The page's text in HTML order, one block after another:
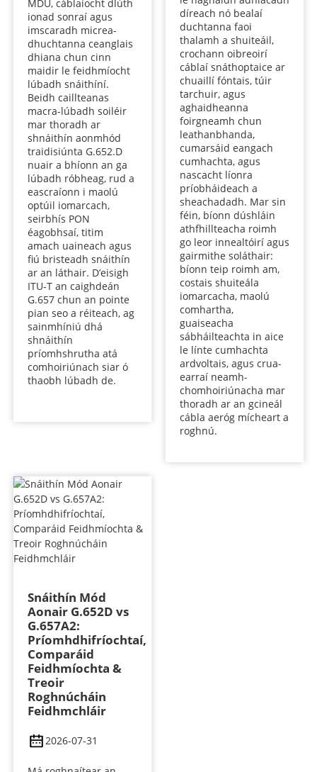
MDU, cáblaíocht dlúth
ionad sonraí agus
imscaradh micrea-
dhuchtanna ceanglais
dhiana chun cinn
maidir le feidhmíocht
lúbadh snáithíní.
Beidh caillteanas
macra-lúbadh soiléir
mar thoradh ar
shnáithín aonmhód
traidisiúnta G.652.D
nuair a bhíonn an ga
lúbadh róbheag, rud a
eascraíonn i maolú
optúil iomarcach,
seirbhís PON
éagobhsaí, titim
amach uaineach agus
fiú bristeadh snáithín
ar an láthair. D’eisigh
ITU-T an caighdeán
G.657 chun an pointe
pian seo a réiteach, ag
sainmhíniú dhá
shnáithín
príomhshrutha atá
comhoiriúnach siar ó
thaobh lúbadh de.
díreach nó bealaí
duchtanna faoi
thalamh a shuiteáil,
crochann oibreoirí
cáblaí snáthoptaice ar
chuaillí fóntais, túir
tarchuir, agus
aghaidheanna
foirgneamh chun
leathanbhanda,
cumarsáid eangach
cumhachta, agus
nascacht líonra
príobháideach a
sheachadadh. Mar sin
féin, bíonn dúshláin
athfhillteacha roimh
go leor innealtóirí agus
gairmithe soláthair:
bíonn teip roimh am,
costais shuiteála
iomarcacha, maolú
comhartha,
guaiseacha
sábháilteachta in aice
le línte cumhachta
ardvoltais, agus crua-
earraí neamh-
chomhoiriúnacha mar
thoradh ar an gcineál
cábla aeróg mícheart a
roghnú.
Snáithín Mód
Aonair G.652D vs
G.657A2:
Príomhdhifríochtaí,
Comparáid
Feidhmíochta &
Treoir
Roghnúcháin
Feidhmchláir
2026-07-31